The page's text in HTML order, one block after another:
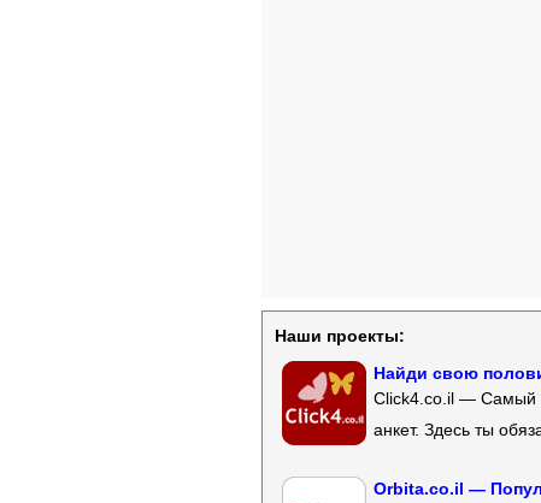
Наши проекты:
Найди свою
Click4.co.il — Самый
анкет. Здесь ты
Orbita.co.il —